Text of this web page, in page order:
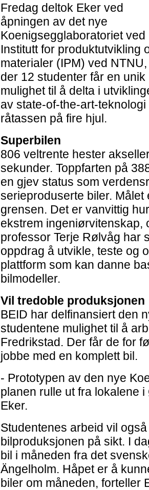
Fredag deltok Eker ved
åpningen av det nye
Koenigsegglaboratoriet ved
Institutt for produktutvikling
materialer (IPM) ved NTNU,
der 12 studenter får en unik
mulighet til å delta i
av state-of-the-art-
råtassen på fire hjul.
Superbilen
806 veltrente hester
sekunder. Toppfarten på
en gjev status som
serieproduserte biler. Målet
grensen. Det er vanvittig
ekstrem ingeniørvitenskap,
professor Terje Rølvåg har
oppdrag å utvikle, teste og
plattform som kan danne
bilmodeller.
Vil tredoble produksjonen
BEID har delfinansiert den
studentene mulighet til å
Fredrikstad. Der får de for
jobbe med en komplett bil.
- Prototypen av den nye
planen rulle ut fra lokalene
Eker.
Studentenes arbeid vil
bilproduksjonen på sikt. I
bil i måneden fra det
Ängelholm. Håpet er å
biler om måneden, forteller